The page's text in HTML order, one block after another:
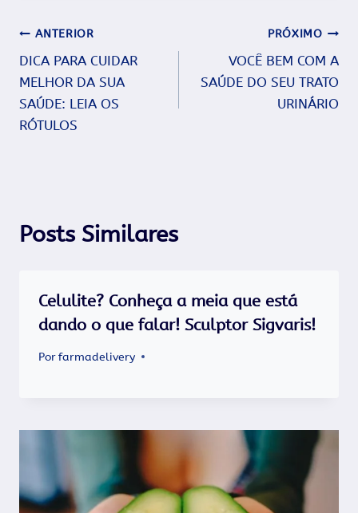
Navegação
de
Post
ANTERIOR
DICA PARA CUIDAR
MELHOR DA SUA
SAÚDE: LEIA OS
RÓTULOS
PRÓXIMO
VOCÊ BEM COM A
SAÚDE DO SEU TRATO
URINÁRIO
Posts Similares
Celulite? Conheça a meia que está
dando o que falar! Sculptor Sigvaris!
Porfarmadelivery